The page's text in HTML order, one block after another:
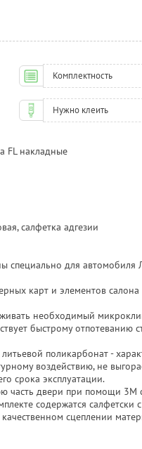
Комплектность
Нужно клеить
FL накладные
салфетка адгезии
для автомобиля
карт и элементов салона
необходимый
быстрому отпотеванию
поликарбонат -
воздействию, не
срока эксплуатации.
часть двери при помощи 3М
содержатся салфетски
сцеплении